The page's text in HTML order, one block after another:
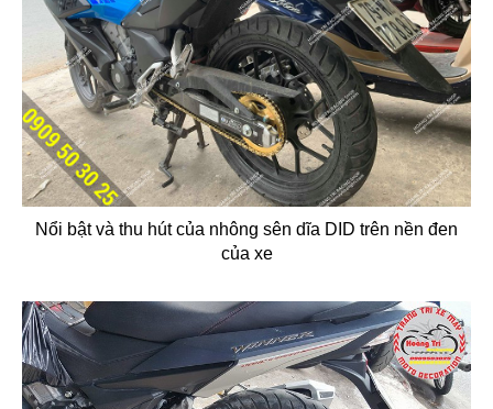
Nổi bật và thu hút của nhông sên dĩa DID trên nền đen
của xe